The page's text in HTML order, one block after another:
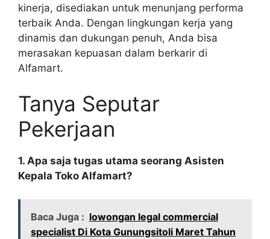
kinerja, disediakan untuk menunjang performa
terbaik Anda. Dengan lingkungan kerja yang
dinamis dan dukungan penuh, Anda bisa
merasakan kepuasan dalam berkarir di
Alfamart.
Tanya Seputar
Pekerjaan
1. Apa saja tugas utama seorang Asisten
Kepala Toko Alfamart?
Baca Juga : lowongan legal commercial
specialist Di Kota Gunungsitoli Maret Tahun